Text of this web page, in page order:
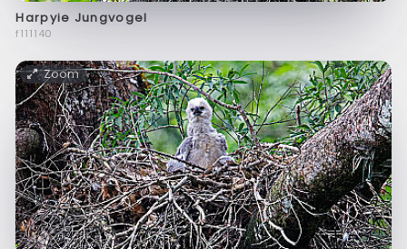
Harpyie Jungvogel
f111140
Zoom